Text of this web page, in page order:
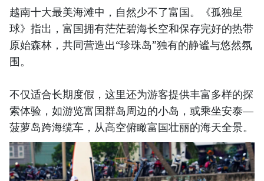
越南十大最美海滩中，自然少不了富国。《孤独星
球》指出，富国拥有茫茫碧海长空和保存完好的热带
原始森林，共同营造出“珍珠岛”独有的静谧与悠然氛
围。
不仅适合长期度假，这里还为游客提供丰富多样的探
索体验，如游览富国群岛周边的小岛，或乘坐安泰—
菠萝岛跨海缆车，从高空俯瞰富国壮丽的海天全景。